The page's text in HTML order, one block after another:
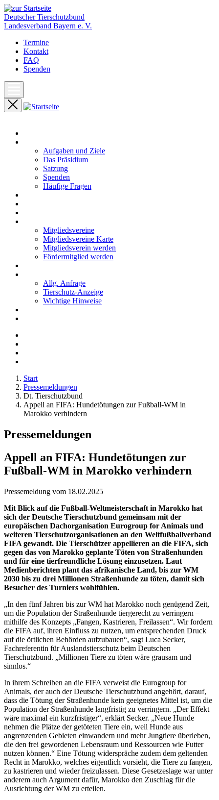
Deutscher Tierschutzbund
Landesverband Bayern e. V.
Termine
Kontakt
FAQ
Spenden
Aufgaben und Ziele
Das Präsidium
Satzung
Spenden
Häufige Fragen
Mitgliedsvereine
Mitgliedsvereine Karte
Mitgliedsverein werden
Fördermitglied werden
Allg. Anfrage
Tierschutz-Anzeige
Wichtige Hinweise
Start
Pressemeldungen
Dt. Tierschutzbund
Appell an FIFA: Hundetötungen zur Fußball-WM in
Marokko verhindern
Pressemeldungen
Appell an FIFA: Hundetötungen zur
Fußball-WM in Marokko verhindern
Pressemeldung vom 18.02.2025
Mit Blick auf die Fußball-Weltmeisterschaft in Marokko hat
sich der Deutsche Tierschutzbund gemeinsam mit der
europäischen Dachorganisation Eurogroup for Animals und
weiteren Tierschutzorganisationen an den Weltfußballverband
FIFA gewandt. Die Tierschützer appellieren an die FIFA, sich
gegen das von Marokko geplante Töten von Straßenhunden
und für eine tierfreundliche Lösung einzusetzen. Laut
Medienberichten plant das afrikanische Land, bis zur WM
2030 bis zu drei Millionen Straßenhunde zu töten, damit sich
Besucher des Turniers wohlfühlen.
„In den fünf Jahren bis zur WM hat Marokko noch genügend Zeit,
um die Population der Straßenhunde tiergerecht zu verringern –
mithilfe des Konzepts „Fangen, Kastrieren, Freilassen“. Wir fordern
die FIFA auf, ihren Einfluss zu nutzen, um entsprechenden Druck
auf die örtlichen Behörden aufzubauen“, sagt Luca Secker,
Fachreferentin für Auslandstierschutz beim Deutschen
Tierschutzbund. „Millionen Tiere zu töten wäre grausam und
sinnlos.“
In ihrem Schreiben an die FIFA verweist die Eurogroup for
Animals, der auch der Deutsche Tierschutzbund angehört, darauf,
dass die Tötung der Straßenhunde kein geeignetes Mittel ist, um die
Population der Straßenhunde langfristig zu verringern. „Der Effekt
wäre maximal ein kurzfristiger“, erklärt Secker. „Neue Hunde
nehmen die Plätze der getöteten Tiere ein, weil Hunde aus
angrenzenden Gebieten einwandern und mehr Jungtiere überleben,
die den frei gewordenen Lebensraum und Ressourcen wie Futter
nutzen können.“ Eine Tötung widerspräche zudem dem geltenden
Recht in Marokko, welches eigentlich vorsieht, die Tiere zu fangen,
zu kastrieren und wieder freizulassen. Diese Gesetzeslage war unter
anderem auch Argument dafür, Marokko den Zuschlag für die
Ausrichtung der WM zu erteilen.